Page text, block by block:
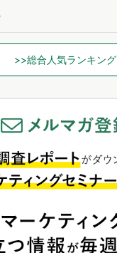
>>総合人気ランキング